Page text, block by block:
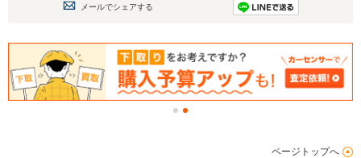
メールでシェアする
ページトップへ